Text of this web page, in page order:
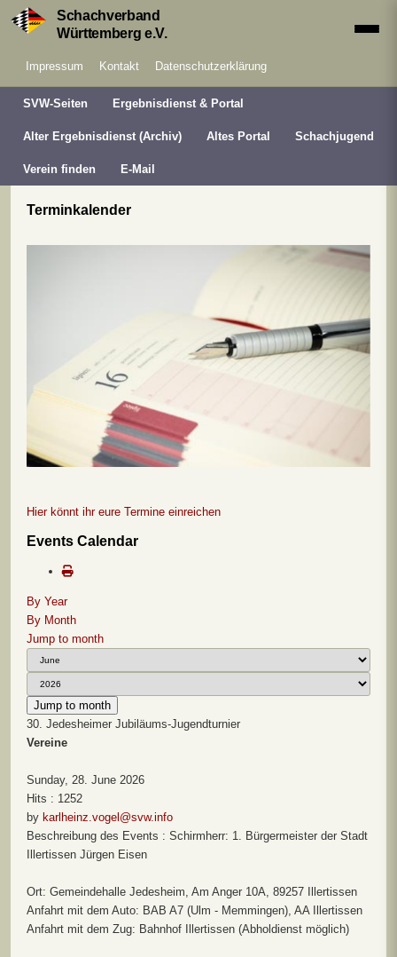
Schachverband
Württemberg e.V.
Impressum Kontakt Datenschutzerklärung
SVW-Seiten Ergebnisdienst & Portal
Alter Ergebnisdienst (Archiv) Altes Portal Schachjugend
Verein finden E-Mail
Terminkalender
Hier könnt ihr eure Termine einreichen
Events Calendar
By Year
By Month
Jump to month
Jump to month
30. Jedesheimer Jubiläums-Jugendturnier
Vereine
Sunday, 28. June 2026
Hits : 1252
by karlheinz.vogel@svw.info
Beschreibung des Events : Schirmherr: 1. Bürgermeister der Stadt
Illertissen Jürgen Eisen
Ort: Gemeindehalle Jedesheim, Am Anger 10A, 89257 Illertissen
Anfahrt mit dem Auto: BAB A7 (Ulm - Memmingen), AA Illertissen
Anfahrt mit dem Zug: Bahnhof Illertissen (Abholdienst möglich)